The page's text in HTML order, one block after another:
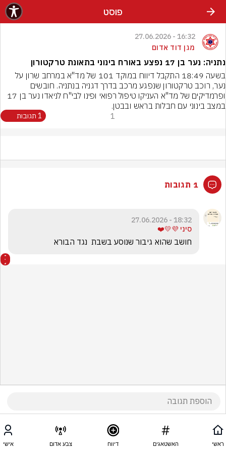
פוסט
16:32 - 27.06.2026
מגן דוד אדום
נתניה: נער בן 17 נפצע באורח בינוני בתאונת טרקטורון
בשעה 18:49 התקבל דיווח במוקד 101 של מד"א במרחב שרון על
במצב בינוני עם חבלות בראש ובבטן.
1 1 תגובות
1 תגובות
18:32 - 27.06.2026
סיני 💜💛❤️
חושב שהוא גיבור שנוסע בשבת  נגד הבורא
ראשי האשטאגים דיווח צבע אדום אישי